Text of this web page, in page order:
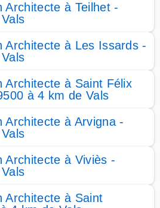
Architecte à Teilhet -
Architecte à Les Issards -
Architecte à Saint Félix
à 4 km de Vals
Architecte à Arvigna -
Architecte à Viviès -
Architecte à Saint